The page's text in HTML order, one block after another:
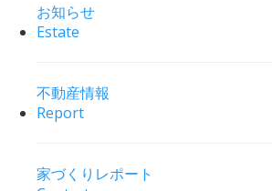
お知らせ
Estate
不動産情報
Report
家づくりレポート